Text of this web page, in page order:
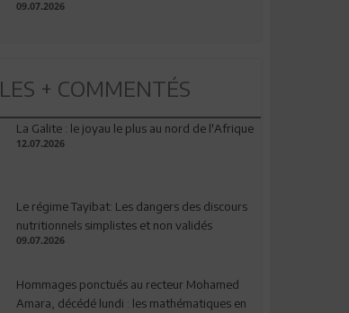
09.07.2026
LES + COMMENTÉS
La Galite : le joyau le plus au nord de l'Afrique
12.07.2026
Le régime Tayibat: Les dangers des discours
nutritionnels simplistes et non validés
09.07.2026
Hommages ponctués au recteur Mohamed
Amara, décédé lundi : les mathématiques en